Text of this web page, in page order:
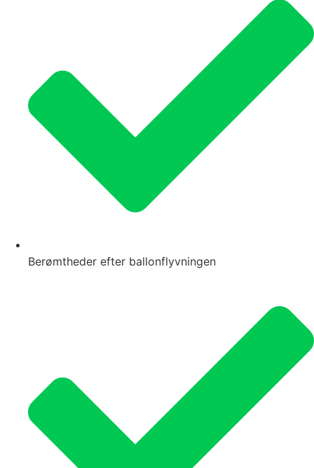
Berømtheder efter ballonflyvningen